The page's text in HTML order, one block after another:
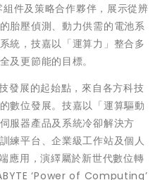
件及策略合作夥伴，展示從辨
胎壓偵測、動力供需的電池系
統，技嘉以「運算力」整合多
及更節能的目標。
發展的起始點，來自各方科技
數位發展。技嘉以「運算驅動
服器產品及系統冷卻解決方
練平台、企業級工作站及個人
應用，演繹屬於新世代數位轉
‘Power of Computing’